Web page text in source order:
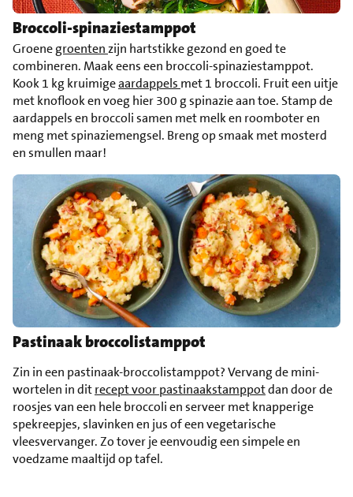
Broccoli-spinaziestamppot
Groenegroentenzijn hartstikke gezond en goed te
combineren. Maak eens een broccoli-spinaziestamppot.
Kook 1 kg kruimigeaardappels met 1 broccoli. Fruit een uitje
met knoflook en voeg hier 300 g spinazie aan toe. Stamp de
aardappels en broccoli samen met melk en roomboter en
meng met spinaziemengsel. Breng op smaak met mosterd
en smullen maar!
Pastinaak broccolistamppot
Zin in een pastinaak-broccolistamppot? Vervang de mini-
wortelen in ditrecept voor pastinaakstamppotdan door de
roosjes van een hele broccoli en serveer met knapperige
spekreepjes, slavinken en jus of een vegetarische
vleesvervanger. Zo tover je eenvoudig een simpele en
voedzame maaltijd op tafel.